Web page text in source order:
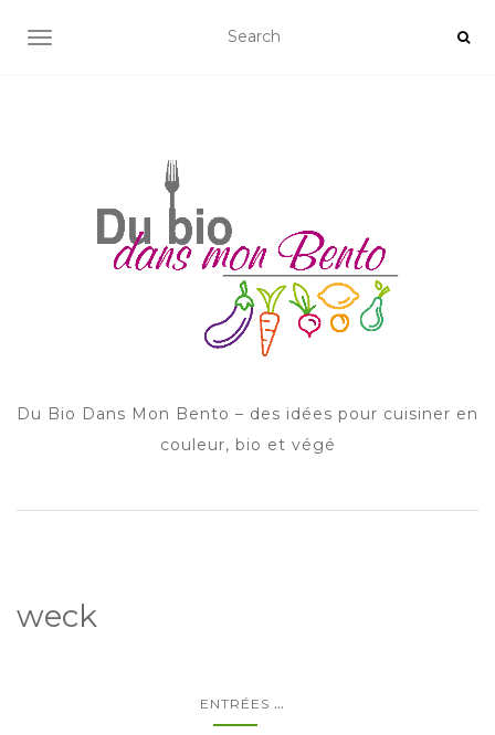
AFFICHER/MASQUER LA NAVIGATION
Du Bio Dans Mon Bento – des idées pour cuisiner en
couleur, bio et végé
weck
ENTRÉES ...